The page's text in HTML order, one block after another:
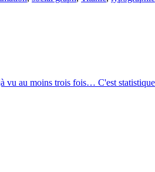
vu au moins trois fois… C'est